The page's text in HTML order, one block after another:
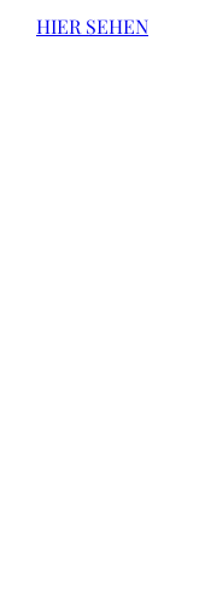
HIER SEHEN